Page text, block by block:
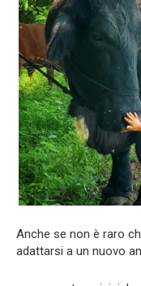
Anche se non è raro
adattarsi a un nuovo